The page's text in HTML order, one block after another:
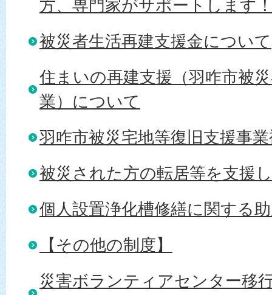
方、専門家がサポートします
被災者生活再建支援金について
住まいの再建支援（羽咋市被
業）について
羽咋市被災宅地等復旧支援事
被災された方の転居等を支援
個人設置浄化槽修繕に関する
【その他の制度】
災害ボランティアセンター移